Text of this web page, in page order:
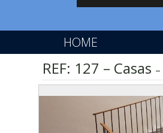
HOME
REF: 127 – Casas